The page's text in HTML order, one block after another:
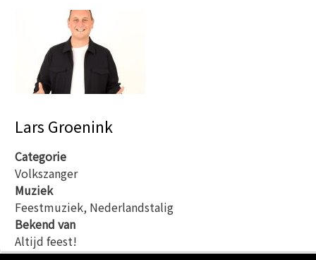
Lars Groenink
Categorie
Volkszanger
Muziek
Feestmuziek, Nederlandstalig
Bekend van
Altijd feest!